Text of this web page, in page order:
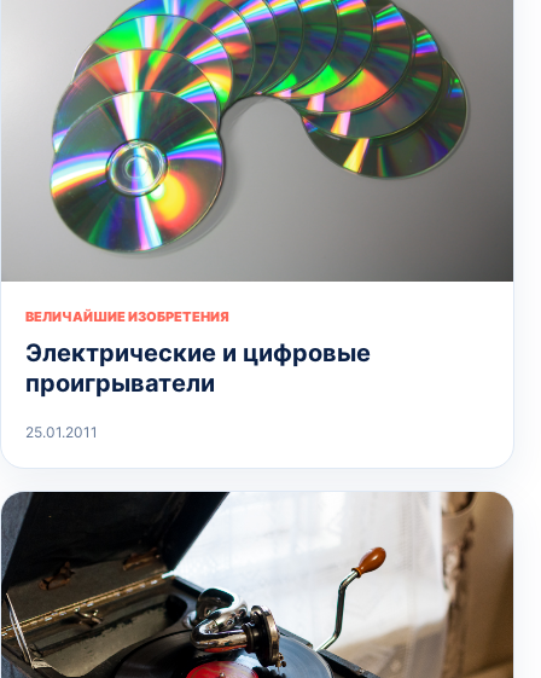
ВЕЛИЧАЙШИЕ ИЗОБРЕТЕНИЯ
Электрические и цифровые
проигрыватели
25.01.2011